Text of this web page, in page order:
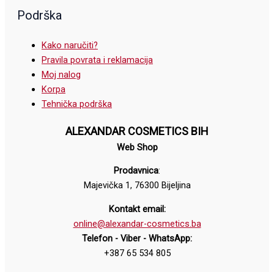
Podrška
Kako naručiti?
Pravila povrata i reklamacija
Moj nalog
Korpa
Tehnička podrška
ALEXANDAR COSMETICS BIH
Web Shop
Prodavnica:
Majevička 1, 76300 Bijeljina
Kontakt email:
online@alexandar-cosmetics.ba
Telefon - Viber - WhatsApp:
+387 65 534 805